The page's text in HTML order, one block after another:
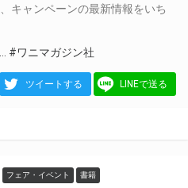
キャンペーンの最新情報をいち
#ワニマガジン社
ツイートする LINEで送る
フェア・イベント 書籍